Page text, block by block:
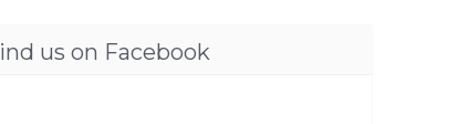
us on Facebook